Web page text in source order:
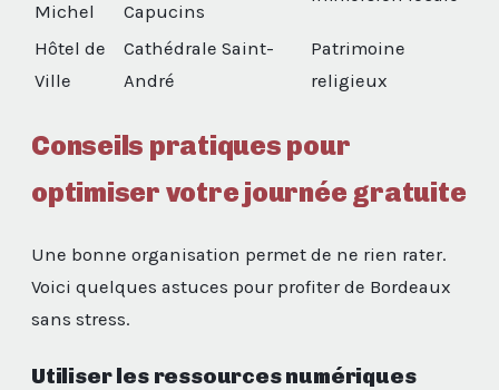
Michel Capucins
Hôtel de
Ville
Cathédrale Saint-
André
Patrimoine
religieux
Conseils pratiques pour
optimiser votre journée gratuite
Une bonne organisation permet de ne rien rater.
Voici quelques astuces pour profiter de Bordeaux
sans stress.
Utiliser les ressources numériques